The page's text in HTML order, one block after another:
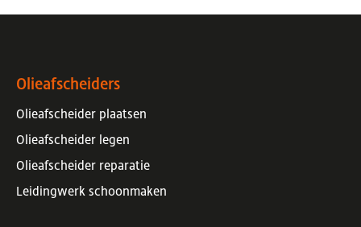
Olieafscheiders
Olieafscheider plaatsen
Olieafscheider legen
Olieafscheider reparatie
Leidingwerk schoonmaken